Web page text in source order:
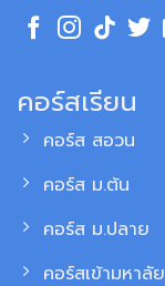
คอร์สเรียน
คอร์ส สอวน
คอร์ส ม.ต้น
คอร์ส ม.ปลาย
คอร์สเข้ามหาลัย